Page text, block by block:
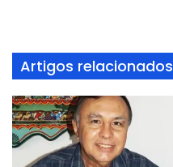
Artigos relacionados